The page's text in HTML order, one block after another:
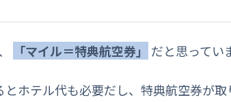
「マイル＝特典航空券」 だと思ってい
ホテル代も必要だし、特典航空券が